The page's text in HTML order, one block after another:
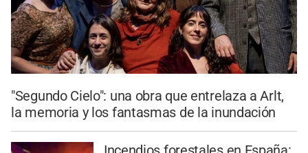
"Segundo Cielo": una obra que entrelaza a Arlt,
la memoria y los fantasmas de la inundación